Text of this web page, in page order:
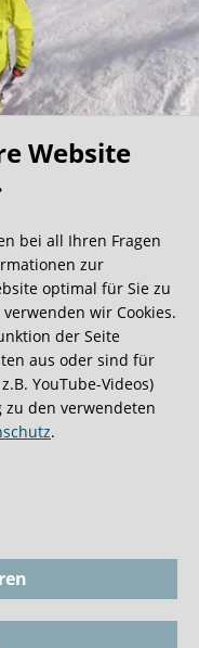
Website
bei all Ihren Fragen
zur
optimal für Sie zu
wir Cookies.
der Seite
aus oder sind für
YouTube-Videos)
den verwendeten
.